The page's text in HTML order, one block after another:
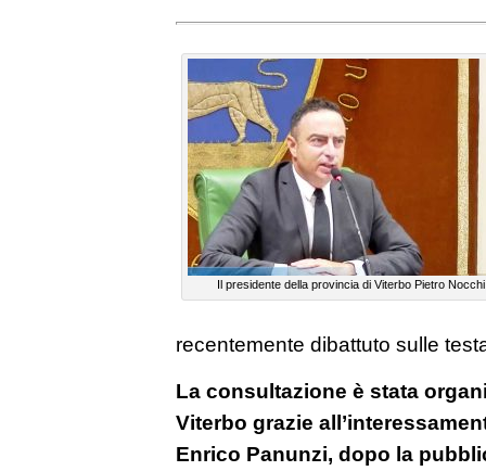
Il presidente della provincia di Viterbo Pietro Nocchi
recentemente dibattuto sulle
La consultazione è stata
Viterbo grazie
Enrico Panunzi, dopo la